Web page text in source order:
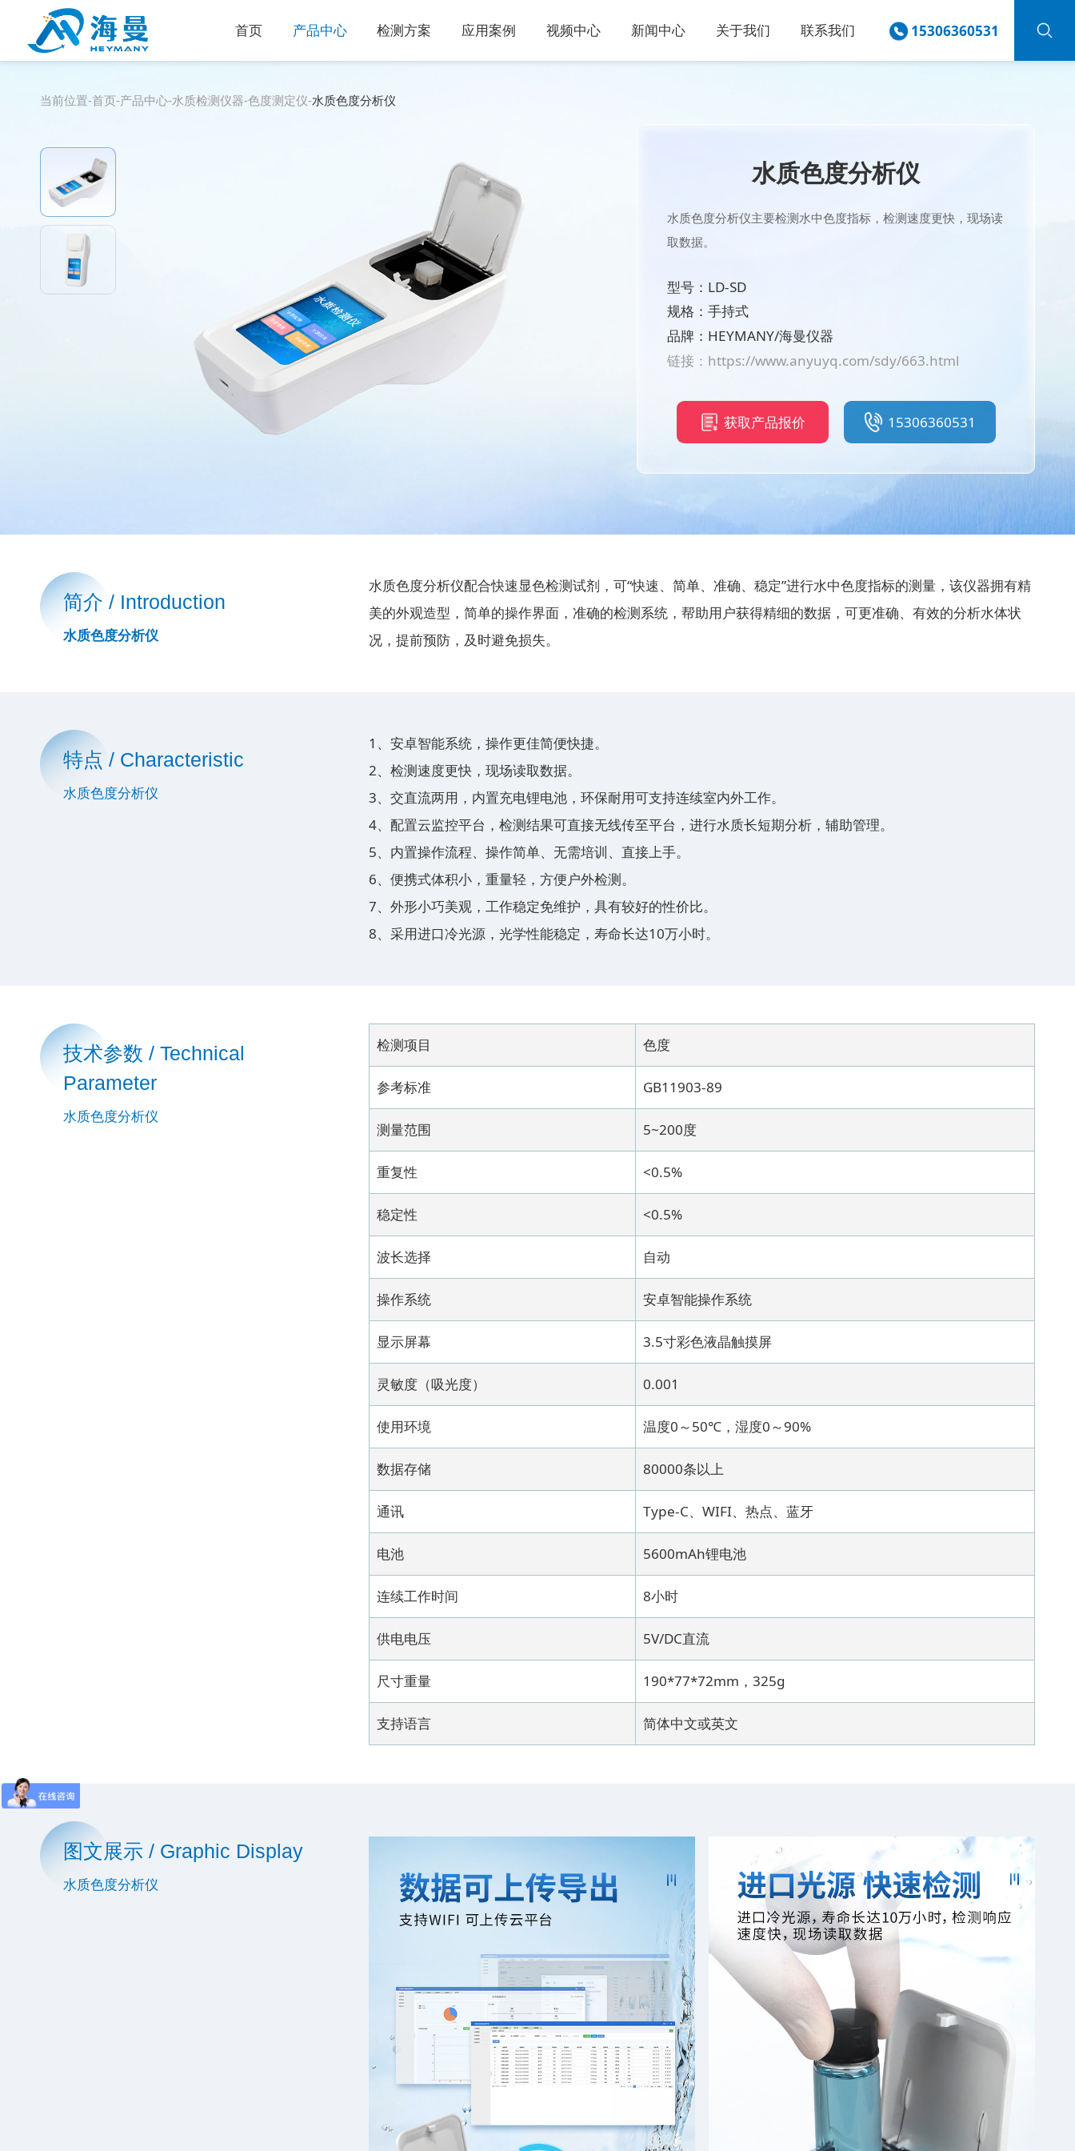
首页 产品中心 检测方案 应用案例 视频中心 新闻中心 关于我们 联系我们 15306360531
当前位置-首页-产品中心-水质检测仪器-色度测定仪-水质色度分析仪
水质色度分析仪
水质色度分析仪主要检测水中色度指标，检测速度更快，现场读
取数据。
型号：LD-SD
规格：手持式
品牌：HEYMANY/海曼仪器
链接： https://www.anyuyq.com/sdy/663.html
获取产品报价 15306360531
简介 / Introduction
水质色度分析仪
水质色度分析仪配合快速显色检测试剂，可“快速、简单、准确、稳定”进行水中色度指标的测量，该仪器拥有精
美的外观造型，简单的操作界面，准确的检测系统，帮助用户获得精细的数据，可更准确、有效的分析水体状
况，提前预防，及时避免损失。
特点 / Characteristic
水质色度分析仪
1、安卓智能系统，操作更佳简便快捷。
2、检测速度更快，现场读取数据。
3、交直流两用，内置充电锂电池，环保耐用可支持连续室内外工作。
4、配置云监控平台，检测结果可直接无线传至平台，进行水质长短期分析，辅助管理。
5、内置操作流程、操作简单、无需培训、直接上手。
6、便携式体积小，重量轻，方便户外检测。
7、外形小巧美观，工作稳定免维护，具有较好的性价比。
8、采用进口冷光源，光学性能稳定，寿命长达10万小时。
技术参数 / Technical
Parameter
水质色度分析仪
检测项目 色度
参考标准 GB11903-89
测量范围 5~200度
重复性 <0.5%
稳定性 <0.5%
波长选择 自动
操作系统 安卓智能操作系统
显示屏幕 3.5寸彩色液晶触摸屏
灵敏度（吸光度） 0.001
使用环境 温度0～50℃，湿度0～90%
数据存储 80000条以上
通讯 Type-C、WIFI、热点、蓝牙
电池 5600mAh锂电池
连续工作时间 8小时
供电电压 5V/DC直流
尺寸重量 190*77*72mm，325g
支持语言 简体中文或英文
图文展示 / Graphic Display
水质色度分析仪